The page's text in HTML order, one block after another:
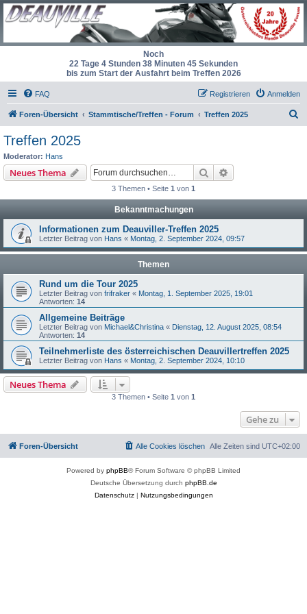
Noch
22 Tage 4 Stunden 38 Minuten 45 Sekunden
bis zum Start der Ausfahrt beim Treffen 2026
FAQ Anmelden
Registrieren
Foren-Übersicht Stammtische/Treffen - Forum Treffen 2025
Treffen 2025
Moderator: Hans
Neues Thema Suche
3 Themen • Seite 1 von 1
Bekanntmachungen
Informationen zum Deauviller-Treffen 2025
Letzter Beitrag von Hans « Montag, 2. September 2024, 09:57
Themen
Rund um die Tour 2025
Letzter Beitrag von frifraker « Montag, 1. September 2025, 19:01
Antworten: 14
Allgemeine Beiträge
Letzter Beitrag von Michael&Christina « Dienstag, 12. August 2025, 08:54
Antworten: 14
Teilnehmerliste des österreichischen Deauvillertreffen 2025
Letzter Beitrag von Hans « Montag, 2. September 2024, 10:10
Neues Thema
3 Themen • Seite 1 von 1
Gehe zu
Foren-Übersicht Alle Zeiten sind UTC+02:00
Alle Cookies löschen
Powered by phpBB® Forum Software © phpBB Limited
Deutsche Übersetzung durch phpBB.de
Datenschutz| Nutzungsbedingungen